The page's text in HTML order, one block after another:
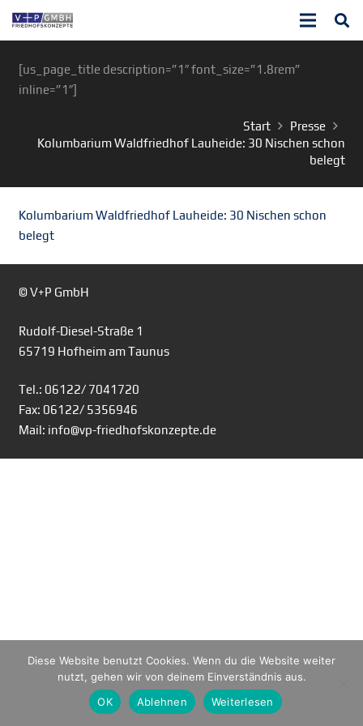
[us_page_title description=”1″ font_size=”1.8rem”
inline=”1″]
Start
Presse
Kolumbarium Waldfriedhof Lauheide: 30 Nischen schon
belegt
Kolumbarium Waldfriedhof Lauheide: 30 Nischen schon
belegt
© V+P GmbH
Rudolf-Diesel-Straße 1
65719 Hofheim am Taunus
Tel.: 06122/ 7041720
Fax: 06122/ 5356946
Mail: info@vp-friedhofskonzepte.de
Diese Website benutzt Cookies. Wenn du die Website weiter
nutzt, gehen wir von deinem Einverständnis aus.
OK
Ablehnen Weiterlesen